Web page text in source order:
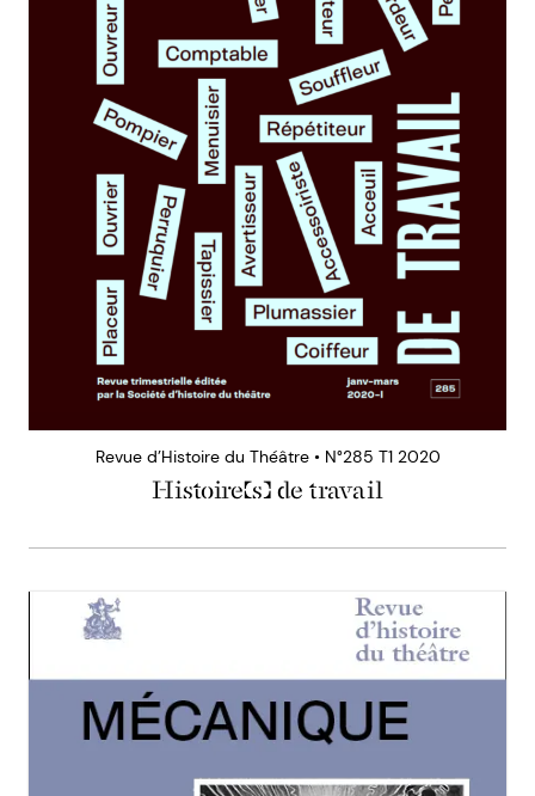
Revue d’Histoire du Théâtre • N°285 T1 2020
Histoire(s) de travail